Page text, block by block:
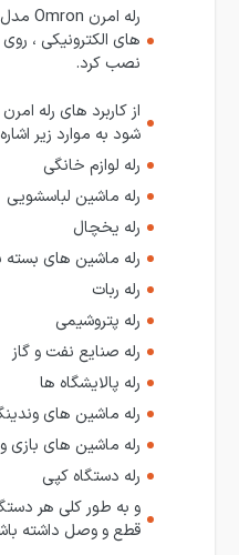
های الکترونیکی ،
نصب کرد.
از کاربرد های رله
شود به موارد زیر
رله لوازم خانگی
رله ماشین لباسشویی
رله یخچال
رله ماشین های بسته
رله ربات
رله پتروشیمی
رله صنایع نفت و گاز
رله پالایشگاه ها
رله ماشین های
رله ماشین های بازی
رله دستگاه کپی
و به طور کلی هر
قطع و وصل داشته